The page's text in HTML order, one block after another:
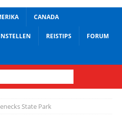
CANADA
REISTIPS FORUM
State Park